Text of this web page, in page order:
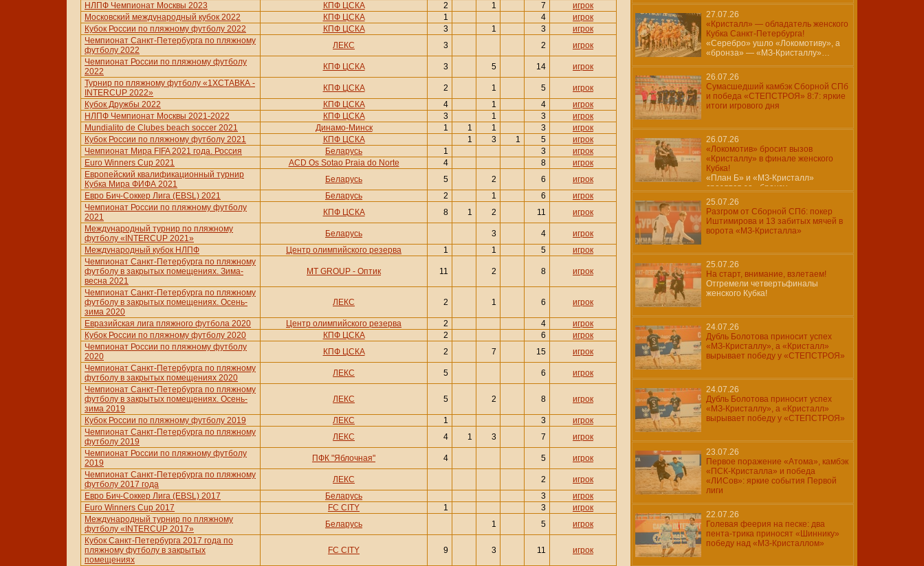
НЛПФ Чемпионат Москвы 2023 КПФ ЦСКА 2 1 7
игрок
Московский международный кубок 2022
КПФ ЦСКА 1 4
игрок
Кубок России по пляжному футболу 2022
КПФ ЦСКА 3 1 3
игрок
Чемпионат Санкт-Петербурга по пляжному
футболу 2022
ЛЕКС 3 2
игрок
Чемпионат России по пляжному футболу
2022
КПФ ЦСКА 3 5 14
игрок
Турнир по пляжному футболу «1ХСТАВКА -
INTERCUP 2022»
КПФ ЦСКА 2 1 5
игрок
Кубок Дружбы 2022
КПФ ЦСКА 4 1 4
игрок
НЛПФ Чемпионат Москвы 2021-2022
КПФ ЦСКА 3 1 3
игрок
Mundialito de Clubes beach soccer 2021
Динамо-Минск 1 1 1 3
игрок
Кубок России по пляжному футболу 2021
КПФ ЦСКА 1 3 1 5
игрок
Чемпионат Мира FIFA 2021 года. Россия
Беларусь 1 3
игрок
Euro Winners Cup 2021
ACD Os Sotao Praia do Norte 4 8
игрок
Европейский квалификационный турнир
Кубка Мира ФИФА 2021
Беларусь 5 2 6
игрок
Евро Бич-Соккер Лига (EBSL) 2021
Беларусь 2 1 6
игрок
Чемпионат России по пляжному футболу
2021
КПФ ЦСКА 8 1 2 11
игрок
Международный турнир по пляжному
футболу «INTERCUP 2021»
Беларусь 3 4
игрок
Международный кубок НЛПФ
Центр олимпийского резерва 1 1 5
игрок
Чемпионат Санкт-Петербурга по пляжному
футболу в закрытых помещениях. Зима-
весна 2021
MT GROUP - Оптик 11 2 8 игрок
Чемпионат Санкт-Петербурга по пляжному
футболу в закрытых помещениях. Осень-
зима 2020
ЛЕКС 2 1 6 игрок
Евразийская лига пляжного футбола 2020 Центр олимпийского резерва 2 4
игрок
Кубок России по пляжному футболу 2020
КПФ ЦСКА 2 6
игрок
Чемпионат России по пляжному футболу
2020
КПФ ЦСКА 2 7 15
игрок
Чемпионат Санкт-Петербурга по пляжному
футболу в закрытых помещениях 2020
ЛЕКС 5 6
игрок
Чемпионат Санкт-Петербурга по пляжному
футболу в закрытых помещениях. Осень-
зима 2019
ЛЕКС 5 2 8 игрок
Кубок России по пляжному футболу 2019 ЛЕКС 1 3
игрок
Чемпионат Санкт-Петербурга по пляжному
футболу 2019
ЛЕКС 4 1 3 7
игрок
Чемпионат России по пляжному футболу
2019
ПФК "Яблочная" 4 5
игрок
Чемпионат Санкт-Петербурга по пляжному
футболу 2017 года
ЛЕКС 2
игрок
Евро Бич-Соккер Лига (EBSL) 2017
Беларусь 3
игрок
Euro Winners Cup 2017
FC CITY 1 3
игрок
Международный турнир по пляжному
футболу «INTERCUP 2017»
Беларусь 1 5
игрок
Кубок Санкт-Петербурга 2017 года по
пляжному футболу в закрытых
помещениях
FC CITY 9 3 11 игрок
27.07.26
«Кристалл» — обладатель женского
Кубка Санкт-Петербурга!
«Серебро» ушло «Локомотиву», а
«бронза» — «МЗ-Кристаллу»…
26.07.26
Сумасшедший камбэк Сборной СПб
и победа «СТЕПСТРОЯ» 8:7: яркие
итоги игрового дня
26.07.26
«Локомотив» бросит вызов
«Кристаллу» в финале женского
Кубка!
«План Б» и «МЗ-Кристалл»
сразятся за «бронзу»…
25.07.26
Разгром от Сборной СПб: покер
Иштимирова и 13 забитых мячей в
ворота «МЗ-Кристалла»
25.07.26
На старт, внимание, взлетаем!
Отгремели четвертьфиналы
женского Кубка!
24.07.26
Дубль Болотова приносит успех
«МЗ-Кристаллу», а «Кристалл»
вырывает победу у «СТЕПСТРОЯ»
24.07.26
Дубль Болотова приносит успех
«МЗ-Кристаллу», а «Кристалл»
вырывает победу у «СТЕПСТРОЯ»
23.07.26
Первое поражение «Атома», камбэк
«ПСК-Кристалла» и победа
«ЛИСов»: яркие события Первой
лиги
22.07.26
Голевая феерия на песке: два
пента-трика приносят «Шиннику»
победу над «МЗ-Кристаллом»